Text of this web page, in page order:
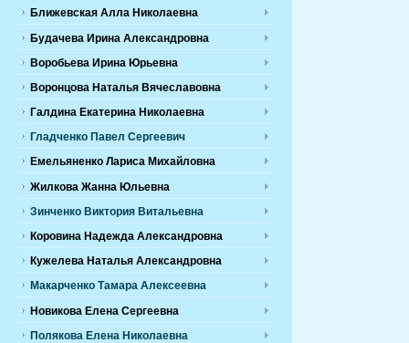
Ближевская Алла Николаевна
Будачева Ирина Александровна
Воробьева Ирина Юрьевна
Воронцова Наталья Вячеславовна
Галдина Екатерина Николаевна
Гладченко Павел Сергеевич
Емельяненко Лариса Михайловна
Жилкова Жанна Юльевна
Зинченко Виктория Витальевна
Коровина Надежда Александровна
Кужелева Наталья Александровна
Макарченко Тамара Алексеевна
Новикова Елена Сергеевна
Полякова Елена Николаевна